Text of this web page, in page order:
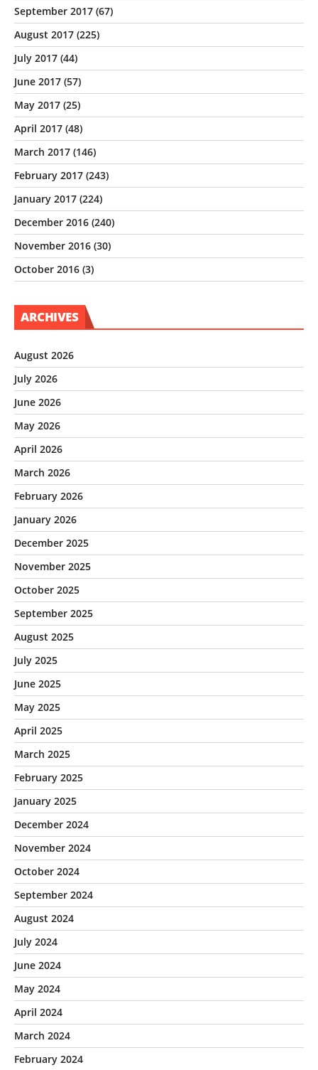
September 2017 (67)
August 2017 (225)
July 2017 (44)
June 2017 (57)
May 2017 (25)
April 2017 (48)
March 2017 (146)
February 2017 (243)
January 2017 (224)
December 2016 (240)
November 2016 (30)
October 2016 (3)
ARCHIVES
August 2026
July 2026
June 2026
May 2026
April 2026
March 2026
February 2026
January 2026
December 2025
November 2025
October 2025
September 2025
August 2025
July 2025
June 2025
May 2025
April 2025
March 2025
February 2025
January 2025
December 2024
November 2024
October 2024
September 2024
August 2024
July 2024
June 2024
May 2024
April 2024
March 2024
February 2024